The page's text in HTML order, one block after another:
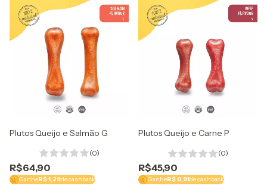
Plutos Queijo e Salmão G
(0)
R$64,90
GanheR$ 1,29de cashback
Plutos Queijo e Carne P
(0)
R$45,90
GanheR$ 0,91de cashback